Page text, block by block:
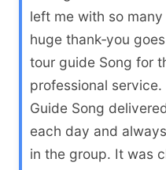
left me with so
huge thank‑you
tour guide Song for
professional service.
Guide Song
each day and
in the group. It was